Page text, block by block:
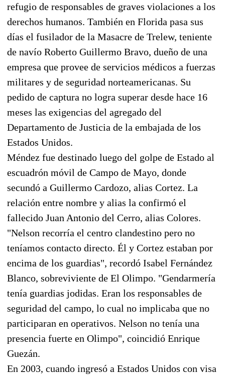
refugio de responsables de graves violaciones a los
derechos humanos. También en Florida pasa sus
días el fusilador de la Masacre de Trelew, teniente
de navío Roberto Guillermo Bravo, dueño de una
empresa que provee de servicios médicos a fuerzas
militares y de seguridad norteamericanas. Su
pedido de captura no logra superar desde hace 16
meses las exigencias del agregado del
Departamento de Justicia de la embajada de los
Estados Unidos.
Méndez fue destinado luego del golpe de Estado al
escuadrón móvil de Campo de Mayo, donde
secundó a Guillermo Cardozo, alias Cortez. La
relación entre nombre y alias la confirmó el
fallecido Juan Antonio del Cerro, alias Colores.
"Nelson recorría el centro clandestino pero no
teníamos contacto directo. Él y Cortez estaban por
encima de los guardias", recordó Isabel Fernández
Blanco, sobreviviente de El Olimpo. "Gendarmería
tenía guardias jodidas. Eran los responsables de
seguridad del campo, lo cual no implicaba que no
participaran en operativos. Nelson no tenía una
presencia fuerte en Olimpo", coincidió Enrique
Guezán.
En 2003, cuando ingresó a Estados Unidos con visa